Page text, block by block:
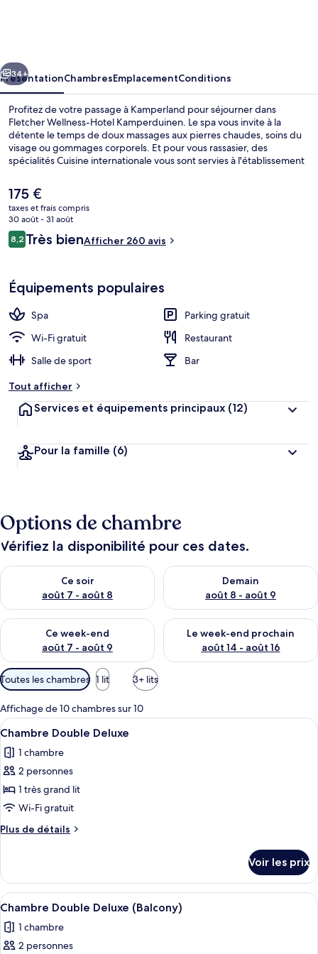
Suivant
34+
PrésentationChambresEmplacementConditions
Profitez de votre passage à Kamperland pour séjourner dans
Fletcher Wellness-Hotel Kamperduinen. Le spa vous invite à la
détente le temps de doux massages aux pierres chaudes, soins du
visage ou gommages corporels. Et pour vous rassasier, des
spécialités Cuisine internationale vous sont servies à l'établissement
déjeuner, du déjeuner et du dîner. Parmi les autres avantages de
cet hôtel de luxe, on trouve un bar / salon, une salle de fitness et
une terrasse, l'idéal pour des vacances sans soucis.
Le
prix
actuel
est
de
175 €
taxes et frais compris
30 août - 31 août
Avis
voyageurs
8,28,2 sur 10
Très bienAfficher 260 avis
Équipements populaires
Spa
Parking gratuit
Wi-Fi gratuit
Restaurant
Salle de sport
Bar
Tout afficher
Services et équipements principaux (12)
Pour la famille (6)
Options de chambre
Vérifiez la disponibilité pour ces dates.
Ce soir
août 7 - août 8
Vérifier la disponibilité pour ce soir août 7 - août 8
Demain
août 8 - août 9
Vérifier la disponibilité pour
Ce week-end
août 7 - août 9
Vérifier la disponibilité pour ce week-end août 7 - août 9
Le week-end prochain
août 14 - août 16
Vérifier la disponibilité pour
Filtres
disponibles
pour
les
chambres
Toutes les chambres 1 lit 3+ lits
Affichage de 10 chambres sur 10
Afficher
toutes
les
photos
pour
ce
type
de
Chambre
Double
Deluxe
Une chambre d’hôtel avec un
4
Chambre Double Deluxe
1 chambre
2 personnes
1 très grand lit
Wi-Fi gratuit
Plus de détails
Plus
le
type
de
Chambre
Double
Voir les prix
Afficher
toutes
les
photos
Une chambre d’hôtel au design
4
Chambre Double Deluxe (Balcony)
1 chambre
2 personnes